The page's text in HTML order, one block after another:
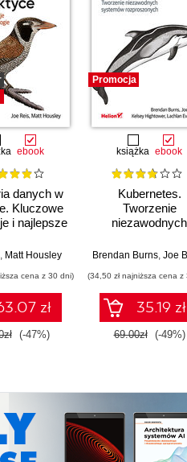
ebook
danych w
Kluczowe
i najlepsze
, Matt Housley
cena z 30 dni)
zł
(-47%)
Promocja
książka ebook
Kubernetes.
Tworzenie
niezawodnych
Brendan Burns, Joe
(34,50 zł najniższa cena z
35.19 zł
69.00zł (-49%)